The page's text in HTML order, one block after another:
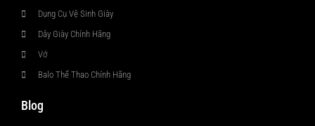
Dụng Cụ Vệ Sinh Giày
Dây Giày Chính Hãng
Vớ
Balo Thể Thao Chính Hãng
Blog